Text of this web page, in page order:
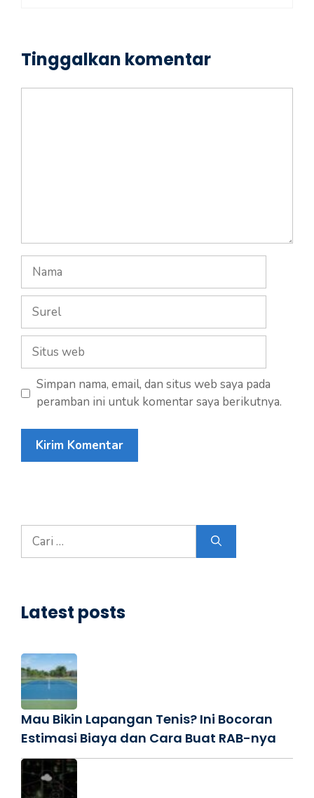
Tinggalkan komentar
Nama
Surel
Situs
web
Simpan nama, email, dan situs web saya pada
peramban ini untuk komentar saya berikutnya.
Cari
untuk:
Latest posts
Mau Bikin Lapangan Tenis? Ini Bocoran
Estimasi Biaya dan Cara Buat RAB-nya